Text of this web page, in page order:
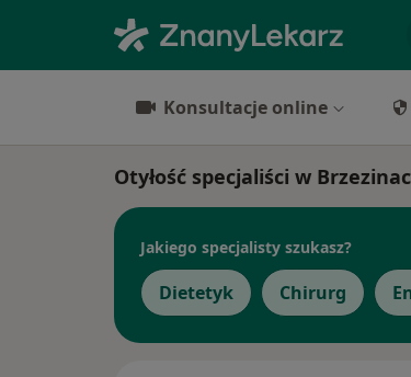
Konsultacje online
Otyłość specjaliści w
Jakiego specjalisty szukasz?
Dietetyk Chirurg